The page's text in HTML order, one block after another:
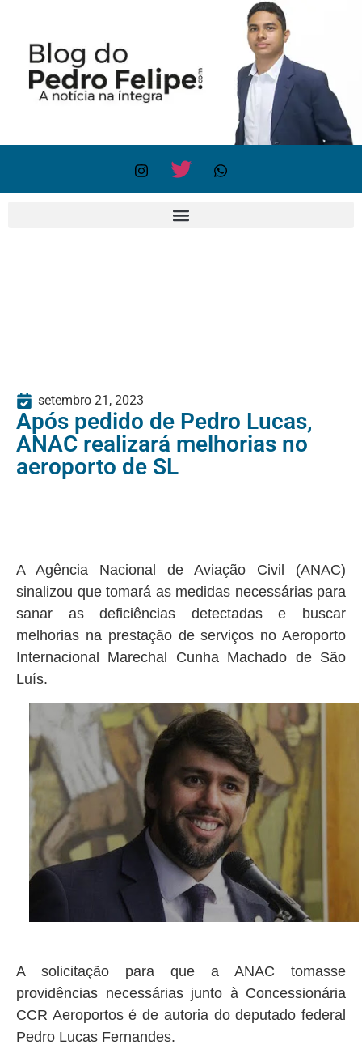
setembro 21, 2023
Após pedido de Pedro Lucas,
ANAC realizará melhorias no
aeroporto de SL
A Agência Nacional de Aviação Civil (ANAC)
sinalizou que tomará as medidas necessárias para
sanar as deficiências detectadas e buscar
melhorias na prestação de serviços no Aeroporto
Internacional Marechal Cunha Machado de São
Luís.
A solicitação para que a ANAC tomasse
providências necessárias junto à Concessionária
CCR Aeroportos é de autoria do deputado federal
Pedro Lucas Fernandes.